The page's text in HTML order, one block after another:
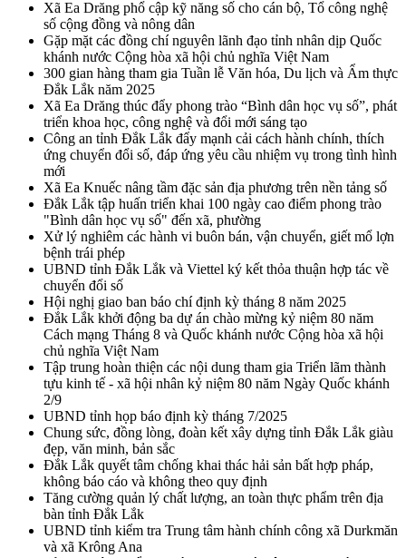
Xã Ea Drăng phổ cập kỹ năng số cho cán bộ, Tổ công nghệ
số cộng đồng và nông dân
Gặp mặt các đồng chí nguyên lãnh đạo tỉnh nhân dịp Quốc
khánh nước Cộng hòa xã hội chủ nghĩa Việt Nam
300 gian hàng tham gia Tuần lễ Văn hóa, Du lịch và Ẩm thực
Đắk Lắk năm 2025
Xã Ea Drăng thúc đẩy phong trào “Bình dân học vụ số”, phát
triển khoa học, công nghệ và đổi mới sáng tạo
Công an tỉnh Đắk Lắk đẩy mạnh cải cách hành chính, thích
ứng chuyển đổi số, đáp ứng yêu cầu nhiệm vụ trong tình hình
mới
Xã Ea Knuếc nâng tầm đặc sản địa phương trên nền tảng số
Đắk Lắk tập huấn triển khai 100 ngày cao điểm phong trào
"Bình dân học vụ số" đến xã, phường
Xử lý nghiêm các hành vi buôn bán, vận chuyển, giết mổ lợn
bệnh trái phép
UBND tỉnh Đắk Lắk và Viettel ký kết thỏa thuận hợp tác về
chuyển đổi số
Hội nghị giao ban báo chí định kỳ tháng 8 năm 2025
Đắk Lắk khởi động ba dự án chào mừng kỷ niệm 80 năm
Cách mạng Tháng 8 và Quốc khánh nước Cộng hòa xã hội
chủ nghĩa Việt Nam
Tập trung hoàn thiện các nội dung tham gia Triển lãm thành
tựu kinh tế - xã hội nhân kỷ niệm 80 năm Ngày Quốc khánh
2/9
UBND tỉnh họp báo định kỳ tháng 7/2025
Chung sức, đồng lòng, đoàn kết xây dựng tỉnh Đắk Lắk giàu
đẹp, văn minh, bản sắc
Đắk Lắk quyết tâm chống khai thác hải sản bất hợp pháp,
không báo cáo và không theo quy định
Tăng cường quản lý chất lượng, an toàn thực phẩm trên địa
bàn tỉnh Đắk Lắk
UBND tỉnh kiểm tra Trung tâm hành chính công xã Durkmăn
và xã Krông Ana